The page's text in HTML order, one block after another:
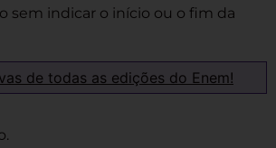
sem indicar o início ou o fim da
de todas as edições do Enem!